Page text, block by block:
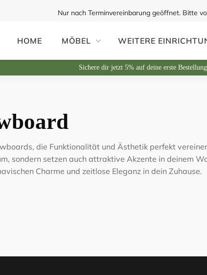
Nur nach Terminvereinbarung geöffnet. Bitte
HOME MÖBEL WEITERE
Sichere dir jetzt 5% auf deine erste
die Funktionalität und Ästhetik perfekt
sondern setzen auch attraktive Akzente in deinem
Charme und zeitlose Eleganz in dein Zuhause.